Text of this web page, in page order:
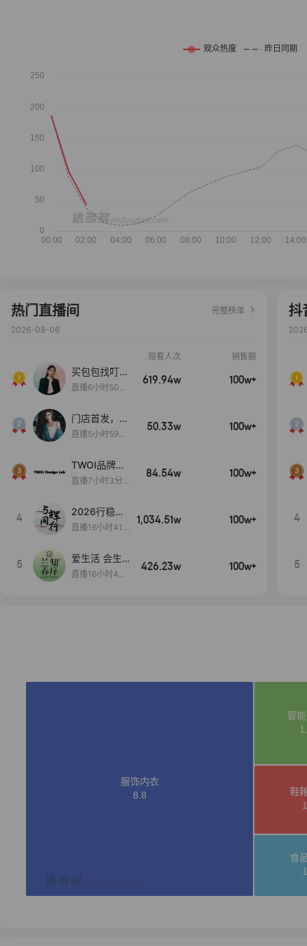
热门直播间
完整榜单
2026-08-06
观看人次 销售额
买包包找叮
当,一折购！
直播6小时50分
619.94w 100w+
门店首发，秋
款大上新！！
直播5小时59分
50.33w 100w+
TWOI品牌直
播间新款上
直播7小时3分5
84.54w 100w+
4
2026行稳致
远
直播16小时41
1,034.51w 100w+
5
爱生活 会生
活
直播16小时45
426.23w 100w+
抖
4
5